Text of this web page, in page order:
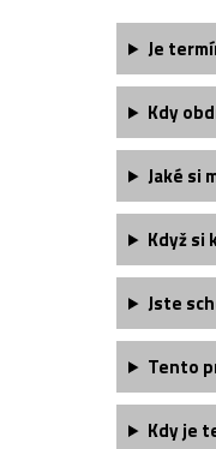
Je
Kdy
Jaké si
Když si
Jste
Tento
Kdy je